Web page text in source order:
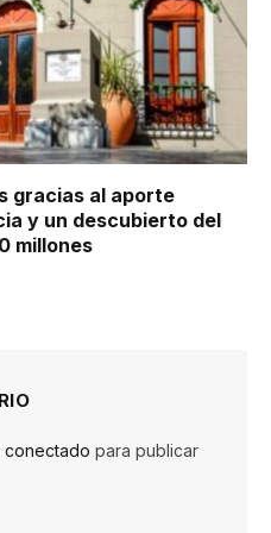
gracias al aporte
y un descubierto del
millones
conectado para publicar